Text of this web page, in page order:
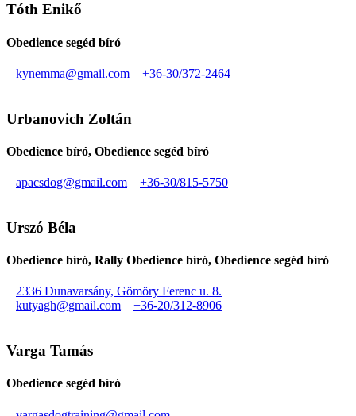
Tóth Enikő
Obedience segéd bíró
kynemma@gmail.com +36-30/372-2464
Urbanovich Zoltán
Obedience bíró, Obedience segéd bíró
apacsdog@gmail.com +36-30/815-5750
Urszó Béla
Obedience bíró, Rally Obedience bíró, Obedience segéd bíró
2336 Dunavarsány, Gömöry Ferenc u. 8.
kutyagh@gmail.com
+36-20/312-8906
Varga Tamás
Obedience segéd bíró